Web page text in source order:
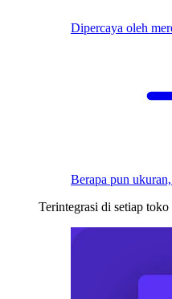
Dipercaya oleh
Berapa pun
Terintegrasi di setiap toko